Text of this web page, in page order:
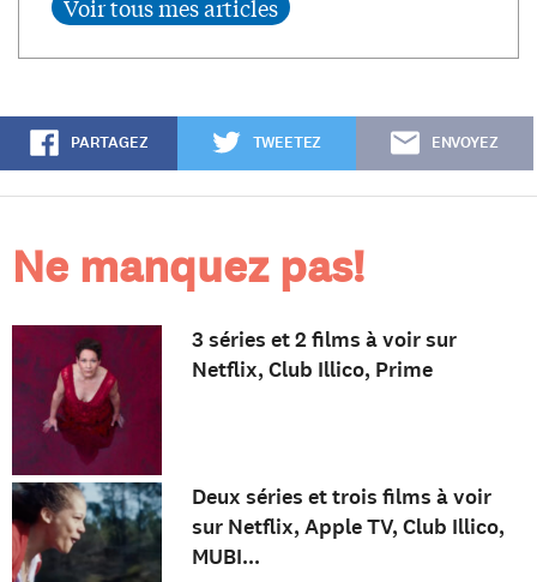
PARTAGEZ TWEETEZ ENVOYEZ
Ne manquez pas!
3 séries et 2 films à voir sur
Netflix, Club Illico, Prime
Deux séries et trois films à voir
sur Netflix, Apple TV, Club Illico,
MUBI...